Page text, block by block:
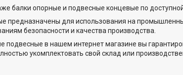
балки опорные и подвесные концевые по
предназначены для использования на
безопасности и качества производства.
подвесные в нашем интернет магазине вы
укомплектовать свой склад или